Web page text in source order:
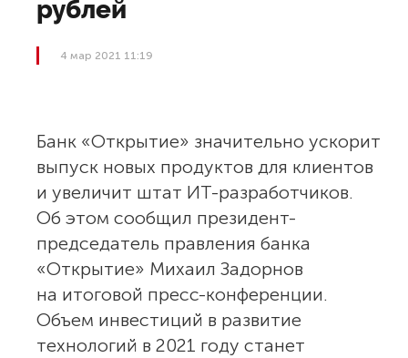
рублей
4 мар 2021 11:19
Банк «Открытие» значительно ускорит
выпуск новых продуктов для клиентов
и увеличит штат ИТ-разработчиков.
Об этом сообщил президент-
председатель правления банка
«Открытие» Михаил Задорнов
на итоговой пресс-конференции.
Объем инвестиций в развитие
технологий в 2021 году станет